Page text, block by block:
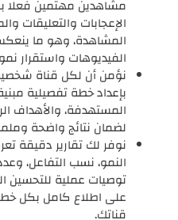
مشاهدين مهتمين فعلًا
الإعجابات والتعليقات
المشاهدة، وهو ما
الفيديوهات واستقرار
نؤمن أن لكل قناة
بإعداد خطة تفصيلية
المستهدفة، والأهداف
لضمان نتائج واضحة
نوفر لك تقارير دقيقة
النمو، نسب التفاعل،
توصيات عملية للتحسين
على اطلاع كامل بكل
قناتك.